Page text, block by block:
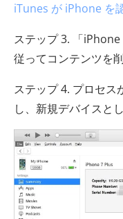
iTunes が iPhone を
ステップ 3. 「
従ってコンテンツを削
ステップ 4. プロセス
し、新規デバイスと